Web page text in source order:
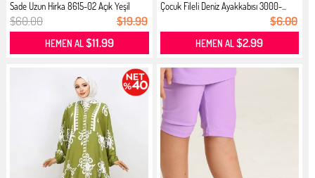
Sade Uzun Hirka 8615-02 Açık Yeşil
$60.00 $19.99
HEMEN AL$11.99
Çocuk Fileli Deniz Ayakkabısı 3000-...
$6.00
HEMEN AL$2.99